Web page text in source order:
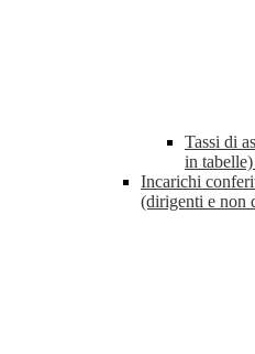
Tassi di
in tabelle)
Incarichi
(dirigenti e non